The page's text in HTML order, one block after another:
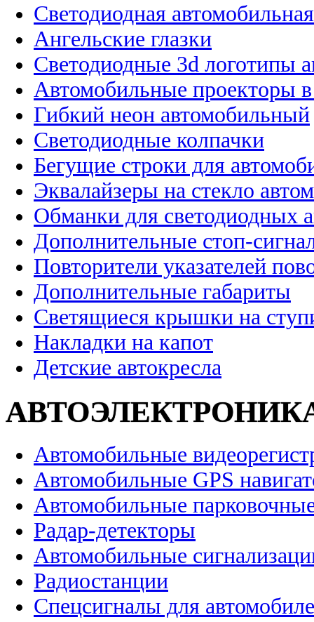
Светодиодная
Ангельские глазки
Светодиодные 3d логотипы
Автомобильные проекторы
Гибкий неон автомобильный
Светодиодные колпачки
Бегущие строки для
Эквалайзеры на стекло
Обманки для светодиодных
Дополнительные стоп-
Повторители указателей
Дополнительные габариты
Светящиеся крышки на
Накладки на капот
Детские автокресла
Автомобильные
Автомобильные GPS
Автомобильные
Радар-детекторы
Автомобильные
Радиостанции
Спецсигналы для